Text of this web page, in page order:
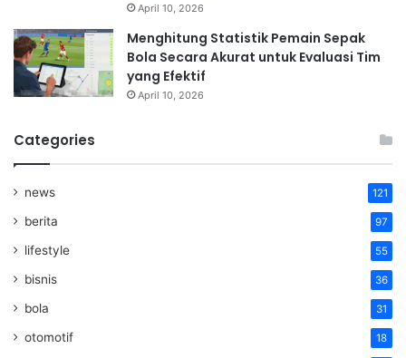
April 10, 2026
Menghitung Statistik Pemain Sepak
Bola Secara Akurat untuk Evaluasi Tim
yang Efektif
April 10, 2026
Categories
news 121
berita 97
lifestyle 55
bisnis 36
bola 31
otomotif 18